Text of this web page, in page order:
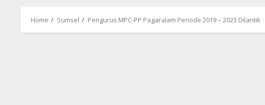
Home Sumsel Pengurus MPC-PP Pagaralam Periode 2019 – 2023 Dilantik